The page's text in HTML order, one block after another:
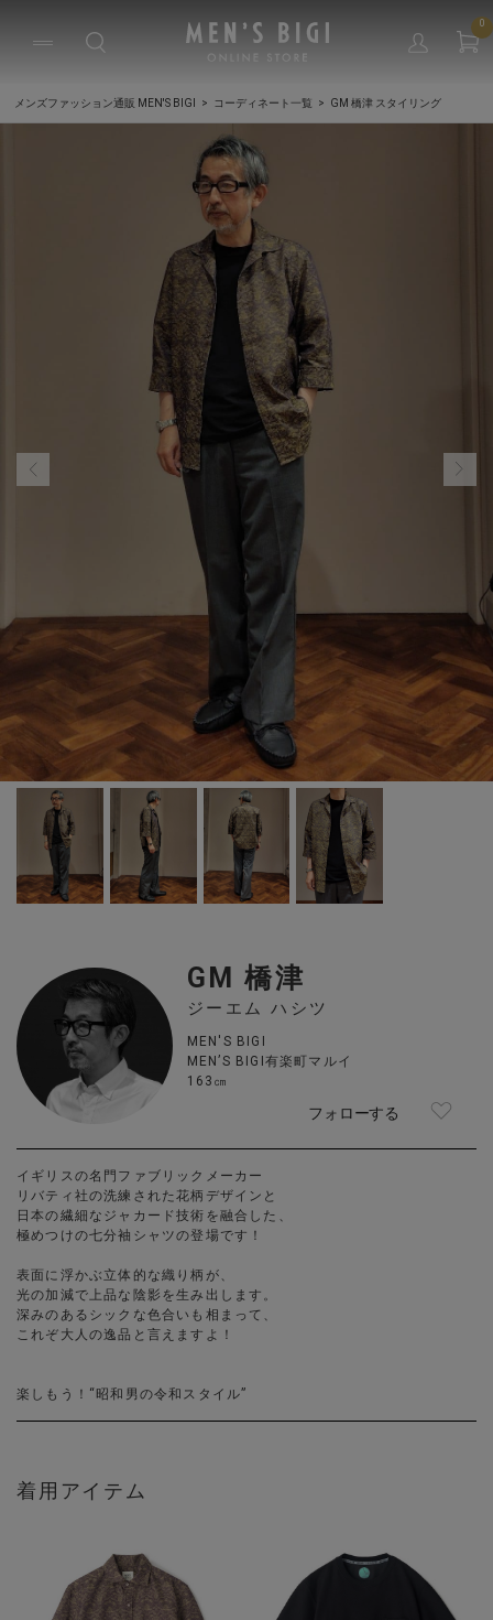
0
メンズファッション通販 MEN'S BIGI コーディネート一覧 GM 橋津 スタイリング
GM 橋津
ジーエム ハシツ
MEN'S BIGI
MEN’S BIGI有楽町マルイ
163㎝
フォローする
イギリスの名門ファブリックメーカー
リバティ社の洗練された花柄デザインと
日本の繊細なジャカード技術を融合した、
極めつけの七分袖シャツの登場です！
表面に浮かぶ立体的な織り柄が、
光の加減で上品な陰影を生み出します。
深みのあるシックな色合いも相まって、
これぞ大人の逸品と言えますよ！
楽しもう！“昭和男の令和スタイル”
着用アイテム